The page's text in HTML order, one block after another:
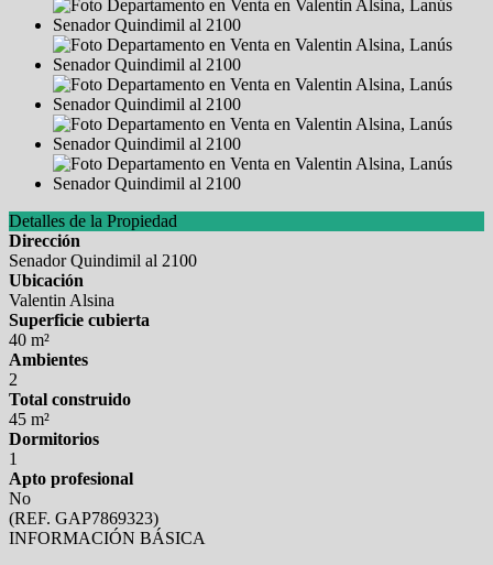
Detalles de la Propiedad
Dirección
Senador Quindimil al 2100
Ubicación
Valentin Alsina
Superficie cubierta
40 m²
Ambientes
2
Total construido
45 m²
Dormitorios
1
Apto profesional
No
(REF. GAP7869323)
INFORMACIÓN BÁSICA